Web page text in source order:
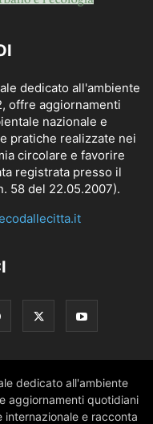
dedicato all'ambiente
offre aggiornamenti
nazionale e
pratiche realizzate nei
circolare e favorire
registrata presso il
58 del 22.05.2007).
dedicato all'ambiente
aggiornamenti quotidiani
internazionale e racconta